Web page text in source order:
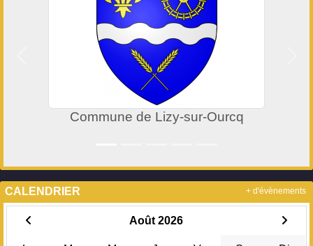
Commune de Lizy-sur-Ourcq
CALENDRIER
Août 2026
+ d'évènements